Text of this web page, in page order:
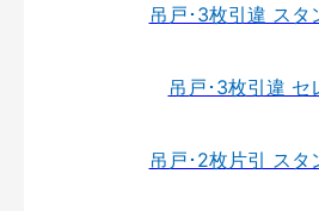
吊戸･3枚引違 スタ
吊戸･3枚引違 セ
吊戸･2枚片引 スタ